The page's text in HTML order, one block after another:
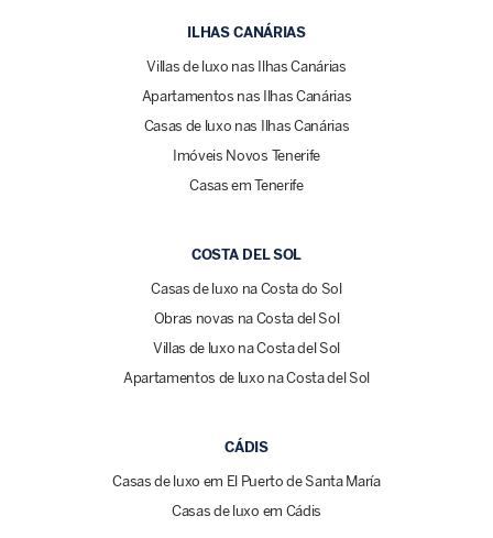
ILHAS CANÁRIAS
Villas de luxo nas Ilhas Canárias
Apartamentos nas Ilhas Canárias
Casas de luxo nas Ilhas Canárias
Imóveis Novos Tenerife
Casas em Tenerife
COSTA DEL SOL
Casas de luxo na Costa do Sol
Obras novas na Costa del Sol
Villas de luxo na Costa del Sol
Apartamentos de luxo na Costa del Sol
CÁDIS
Casas de luxo em El Puerto de Santa María
Casas de luxo em Cádis